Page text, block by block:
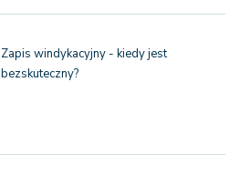
Zapis windykacyjny - kiedy jest
bezskuteczny?